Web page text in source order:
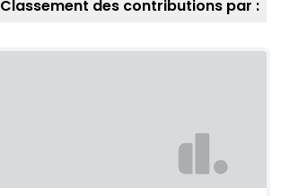
Classement des contributions par :